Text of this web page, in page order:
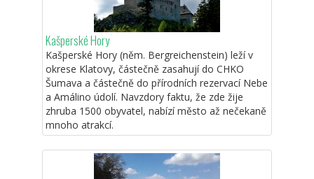
Kašperské Hory
Kašperské Hory (něm. Bergreichenstein) leží v
okrese Klatovy, částečně zasahují do CHKO
Šumava a částečně do přírodních rezervací Nebe
a Amálino údolí. Navzdory faktu, že zde žije
zhruba 1500 obyvatel, nabízí město až nečekaně
mnoho atrakcí.